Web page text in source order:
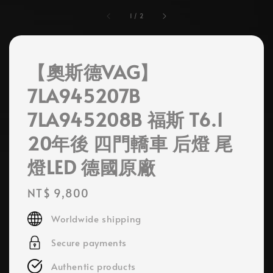
1 / 2
【奧斯德VAG】
7LA945207B
7LA945208B 福斯 T6.1
20年後 四門轎車 后燈 尾
燈LED 德國原廠
Regular
price
NT$ 9,800
Worldwide shipping
Secure payments
Authentic products